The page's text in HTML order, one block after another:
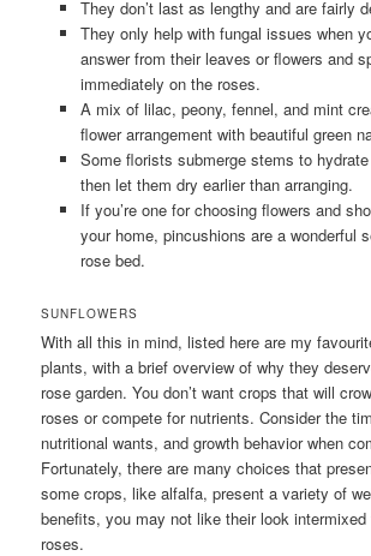
They don’t last as lengthy and are fairly
They only help with fungal issues when
answer from their leaves or flowers and
immediately on the roses.
A mix of lilac, peony, fennel, and mint
flower arrangement with beautiful green
Some florists submerge stems to
then let them dry earlier than arranging.
If you’re one for choosing flowers and
your home, pincushions are a wonderful
rose bed.
SUNFLOWERS
With all this in mind, listed here are my
plants, with a brief overview of why they
rose garden. You don’t want crops that will
roses or compete for nutrients. Consider the
nutritional wants, and growth behavior when
Fortunately, there are many choices that
some crops, like alfalfa, present a variety of
benefits, you may not like their look
roses.